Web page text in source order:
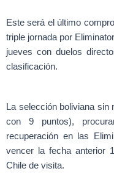
Este será el último
triple jornada por
jueves con duelos
clasificación.
La selección boliviana
con 9 puntos),
recuperación en las
vencer la fecha anterior
Chile de visita.